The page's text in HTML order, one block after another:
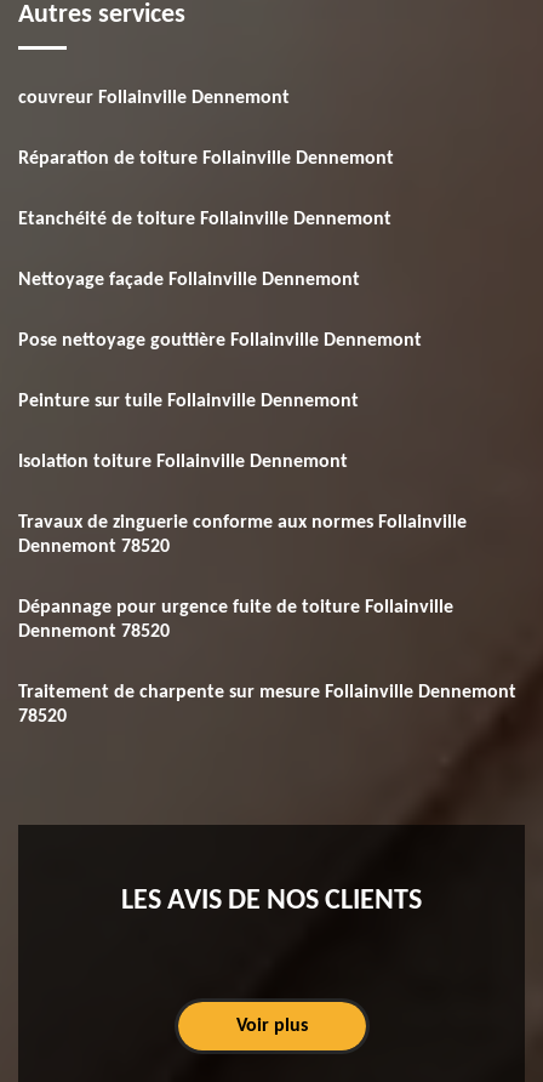
Autres services
couvreur Follainville Dennemont
Réparation de toiture Follainville Dennemont
Etanchéité de toiture Follainville Dennemont
Nettoyage façade Follainville Dennemont
Pose nettoyage gouttière Follainville Dennemont
Peinture sur tuile Follainville Dennemont
Isolation toiture Follainville Dennemont
Travaux de zinguerie conforme aux normes Follainville
Dennemont 78520
Dépannage pour urgence fuite de toiture Follainville
Dennemont 78520
Traitement de charpente sur mesure Follainville Dennemont
78520
LES AVIS DE NOS CLIENTS
Voir plus